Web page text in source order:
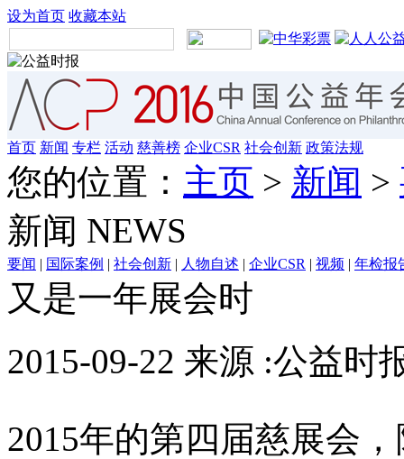
设为首页 收藏本站
首页 新闻 专栏 活动 慈善榜 企业CSR 社会创新 政策法规
您的位置： 主页 > 新闻 >
新闻 NEWS
要闻 | 国际案例 | 社会创新 | 人物自述 | 企业CSR | 视频 | 年检报
又是一年展会时
2015-09-22 来源 :公益时
2015年的第四届慈展会